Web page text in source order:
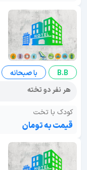
B.B
با صبحانه
هر نفر دو تخته
کودک با تخت
قیمت به تومان